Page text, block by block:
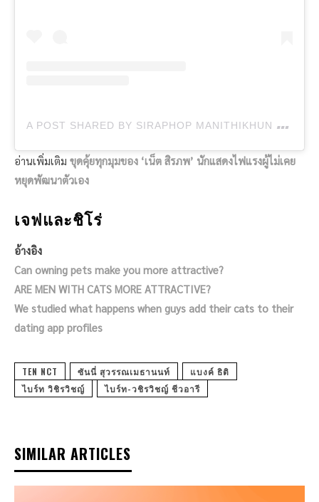
A
POST SHARED BY SIRAPHOP MANITHIKHUN 陈欣博 (@NET_SIRAPHOP)
อ่านเพิ่มเติม ขุดคุ้ยทุกมุมของ ‘เน็ต สิรภพ’ นักแสดงไฟแรงผู้ไม่เคย
หยุดพัฒนาตัวเอง
เจฟและชิโร่
อ้างอิง
Can owning pets make you more attractive?
ARE MEN WITH CATS MORE ATTRACTIVE?
We studied what happens when guys add their cats to their
dating app profiles
TEN NCT ซันนี่ สุวรรณเมธานนท์
แบงค์ ธิติ
ไบร์ท วิชิรวิชญ์
ไบร์ท-วชิรวิชญ์ ชีวอารี
SIMILAR ARTICLES